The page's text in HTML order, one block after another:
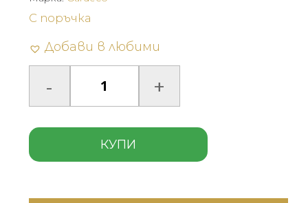
С поръчка
Добави в любими
КУПИ